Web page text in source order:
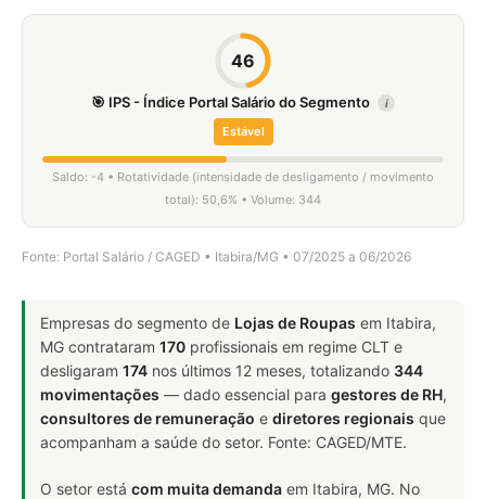
46
🎯 IPS - Índice Portal Salário do Segmento i
Estável
Saldo: -4 • Rotatividade (intensidade de desligamento / movimento
total): 50,6% • Volume: 344
Fonte: Portal Salário / CAGED • Itabira/MG • 07/2025 a 06/2026
Empresas do segmento de Lojas de Roupas em Itabira,
MG contrataram 170 profissionais em regime CLT e
desligaram 174 nos últimos 12 meses, totalizando 344
movimentações — dado essencial para gestores de RH,
consultores de remuneração e diretores regionais que
acompanham a saúde do setor. Fonte: CAGED/MTE.
O setor está com muita demanda em Itabira, MG. No